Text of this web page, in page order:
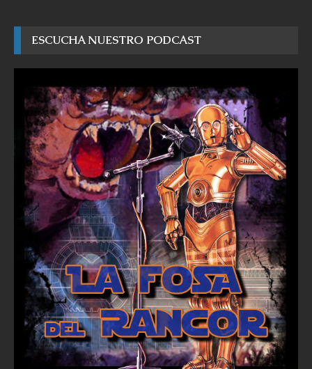
ESCUCHA NUESTRO PODCAST